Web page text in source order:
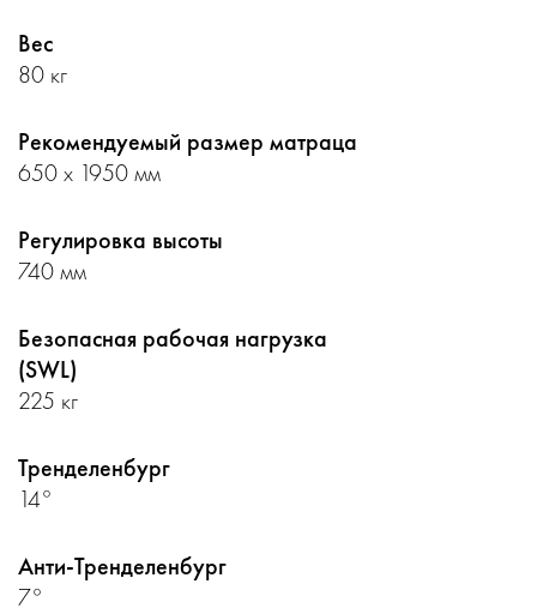
Вес
80 кг
Рекомендуемый размер матраца
650 x 1950 мм
Регулировка высоты
740 мм
Безопасная рабочая нагрузка
(SWL)
225 кг
Тренделенбург
14°
Анти-Тренделенбург
7°